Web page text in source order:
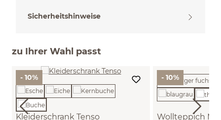
Sicherheitshinweise
zu Ihrer Wahl passt
- 10%
Kleiderschrank Tenso
- 10%
Wollteppich